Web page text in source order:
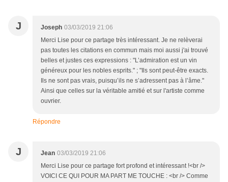
J Joseph 03/03/2019 21:06
Merci Lise pour ce partage très intéressant. Je ne relèverai
pas toutes les citations en commun mais moi aussi j'ai trouvé
belles et justes ces expressions : "L’admiration est un vin
généreux pour les nobles esprits." ; "Ils sont peut-être exacts.
Ils ne sont pas vrais, puisqu’ils ne s’adressent pas à l’âme."
Ainsi que celles sur la véritable amitié et sur l'artiste comme
ouvrier.
Répondre
J Jean 03/03/2019 21:06
Merci Lise pour ce partage fort profond et intéressant !<br />
VOICI CE QUI POUR MA PART ME TOUCHE : <br /> Comme